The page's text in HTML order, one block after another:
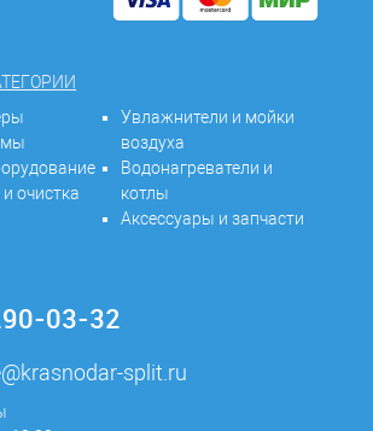
очистка
Увлажнители и мойки
воздуха
Водонагреватели и
котлы
Аксессуары и запчасти
03-32
split.ru